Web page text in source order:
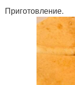
Приготовление.